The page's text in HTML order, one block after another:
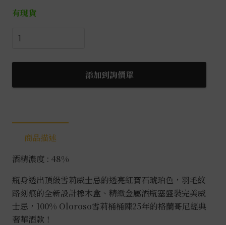
有現貨
格
哥
25
數
添加到詢價單
商品描述
酒精濃度 : 48%
瓶身透出頂級雪莉威士忌的透亮紅寶石琥珀色，羽毛紋
路刻痕的全新設計橡木盒、精緻金屬酒瓶塞盛裝完美威
士忌，100% Oloroso雪莉桶桶陳25年的格蘭哥尼經典
奢華酒款！